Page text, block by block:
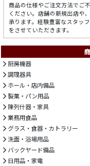
商品の仕様やご注文方法でご
ください。店舗の新規出店や
承ります。経験豊富なスタッ
をさせていただきます。
厨房機器
調理器具
ホール・店内備品
製菓・パン用品
陳列什器・家具
業務用食品
グラス・食器・カトラリー
洗面・浴場用品
バックヤード備品
日用品・家電